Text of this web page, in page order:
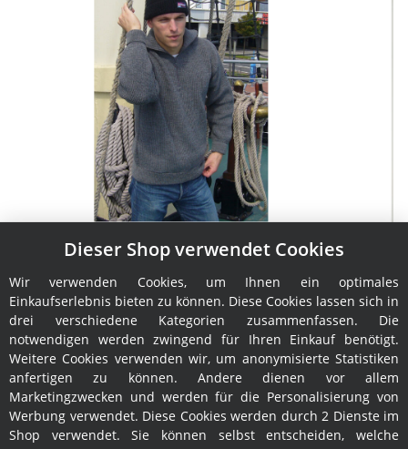
Troyer Leuchtfeuer Admiral
129,95 €*
Dieser Shop verwendet Cookies
Wir verwenden Cookies, um Ihnen ein optimales
Einkaufserlebnis bieten zu können. Diese Cookies lassen sich in
drei verschiedene Kategorien zusammenfassen. Die
notwendigen werden zwingend für Ihren Einkauf benötigt.
Weitere Cookies verwenden wir, um anonymisierte Statistiken
anfertigen zu können. Andere dienen vor allem
Marketingzwecken und werden für die Personalisierung von
Werbung verwendet. Diese Cookies werden durch 2 Dienste im
Shop verwendet. Sie können selbst entscheiden, welche